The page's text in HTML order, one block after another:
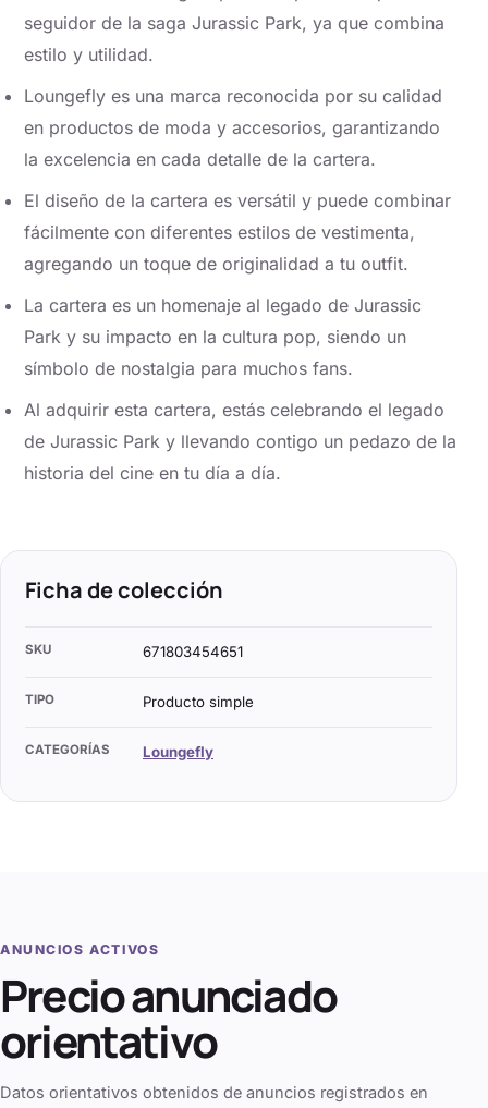
seguidor de la saga Jurassic Park, ya que combina
estilo y utilidad.
Loungefly es una marca reconocida por su calidad
en productos de moda y accesorios, garantizando
la excelencia en cada detalle de la cartera.
El diseño de la cartera es versátil y puede combinar
fácilmente con diferentes estilos de vestimenta,
agregando un toque de originalidad a tu outfit.
La cartera es un homenaje al legado de Jurassic
Park y su impacto en la cultura pop, siendo un
símbolo de nostalgia para muchos fans.
Al adquirir esta cartera, estás celebrando el legado
de Jurassic Park y llevando contigo un pedazo de la
historia del cine en tu día a día.
Ficha de colección
SKU 671803454651
TIPO Producto simple
CATEGORÍAS Loungefly
ANUNCIOS ACTIVOS
Precio anunciado
orientativo
Datos orientativos obtenidos de anuncios registrados en